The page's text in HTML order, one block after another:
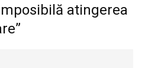
atingerea